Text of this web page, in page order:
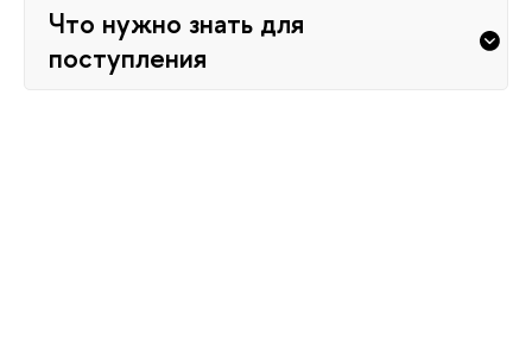
Что нужно знать для
поступления